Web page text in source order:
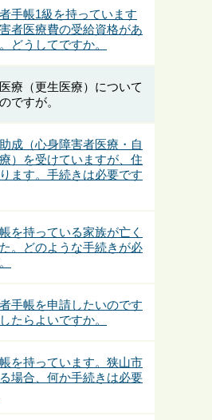
手帳1級を持っています
者医療費の受給資格があ
どうしてですか。
療（更生医療）について
ですが。
成（心身障害者医療・自
）を受けていますが、住
ます。手続きは必要です
を持っている家族が亡く
。どのような手続きが必
手帳を申請したいのです
たらよいですか。
を持っています。狭山市
場合、何か手続きは必要